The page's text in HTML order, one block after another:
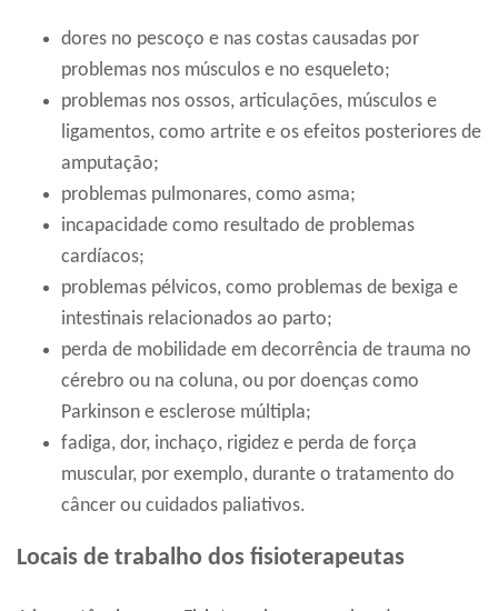
dores no pescoço e nas costas causadas por
problemas nos músculos e no esqueleto;
problemas nos ossos, articulações, músculos e
ligamentos, como artrite e os efeitos posteriores de
amputação;
problemas pulmonares, como asma;
incapacidade como resultado de problemas
cardíacos;
problemas pélvicos, como problemas de bexiga e
intestinais relacionados ao parto;
perda de mobilidade em decorrência de trauma no
cérebro ou na coluna, ou por doenças como
Parkinson e esclerose múltipla;
fadiga, dor, inchaço, rigidez e perda de força
muscular, por exemplo, durante o tratamento do
câncer ou cuidados paliativos.
Locais de trabalho dos fisioterapeutas